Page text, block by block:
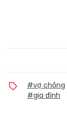
#vợ chồng
#gia đình